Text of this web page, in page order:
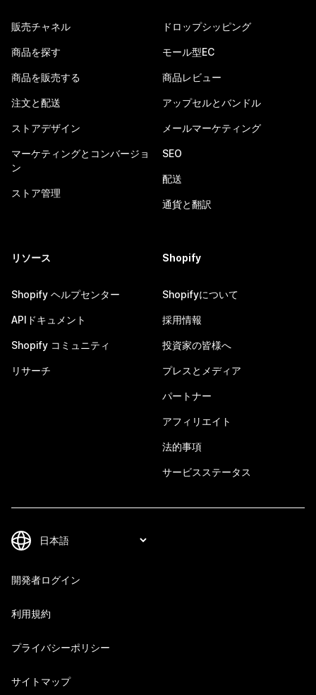
販売チャネル
商品を探す
商品を販売する
注文と配送
ストアデザイン
マーケティングとコンバージョ
ン
ストア管理
ドロップシッピング
モール型EC
商品レビュー
アップセルとバンドル
メールマーケティング
SEO
配送
通貨と翻訳
リソース
Shopify ヘルプセンター
APIドキュメント
Shopify コミュニティ
リサーチ
Shopify
Shopifyについて
採用情報
投資家の皆様へ
プレスとメディア
パートナー
アフィリエイト
法的事項
サービスステータス
開発者ログイン
利用規約
プライバシーポリシー
サイトマップ